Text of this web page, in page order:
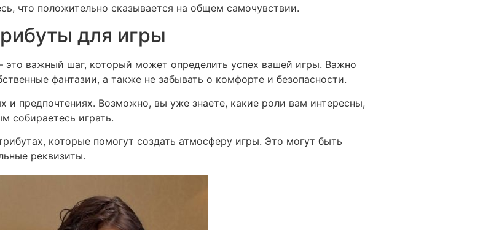
что положительно сказывается на общем самочувствии.
для игры
это важный шаг, который может определить успех вашей игры. Важно
фантазии, а также не забывать о комфорте и безопасности.
и предпочтениях. Возможно, вы уже знаете, какие роли вам интересны,
собираетесь играть.
которые помогут создать атмосферу игры. Это могут быть
реквизиты.